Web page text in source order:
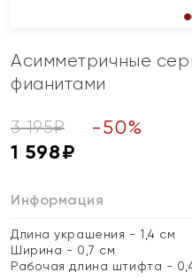
Асимметричные
фианитами
3 195₽ -50%
1 598₽
Информация
Длина украшения - 1,4 см
Ширина - 0,7 см
Рабочая длина штифта -